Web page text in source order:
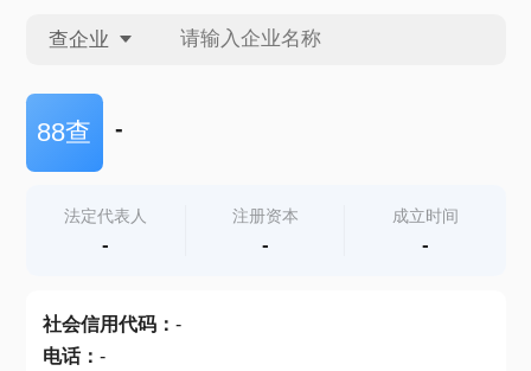
查企业
查企业
查产地
88查 -
法定代表人
-
注册资本
-
成立时间
-
社会信用代码： -
电话： -